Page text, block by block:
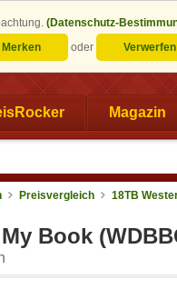
(Datenschutz-
Merken
oder Verwerfen
Magazin
Preisvergleich
18TB
Book